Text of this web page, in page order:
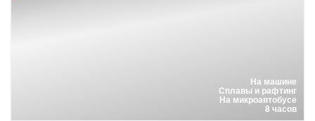
На машине
Сплавы и рафтинг
На микроавтобусе
8 часов